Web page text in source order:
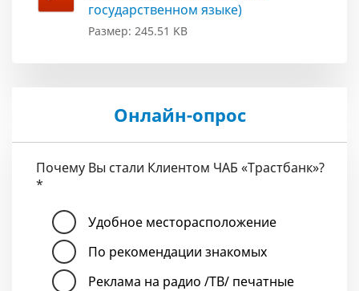
государственном языке)
Размер: 245.51 KB
Онлайн-опрос
Почему Вы стали Клиентом ЧАБ «Трастбанк»?
*
Удобное месторасположение
По рекомендации знакомых
Реклама на радио /ТВ/ печатные